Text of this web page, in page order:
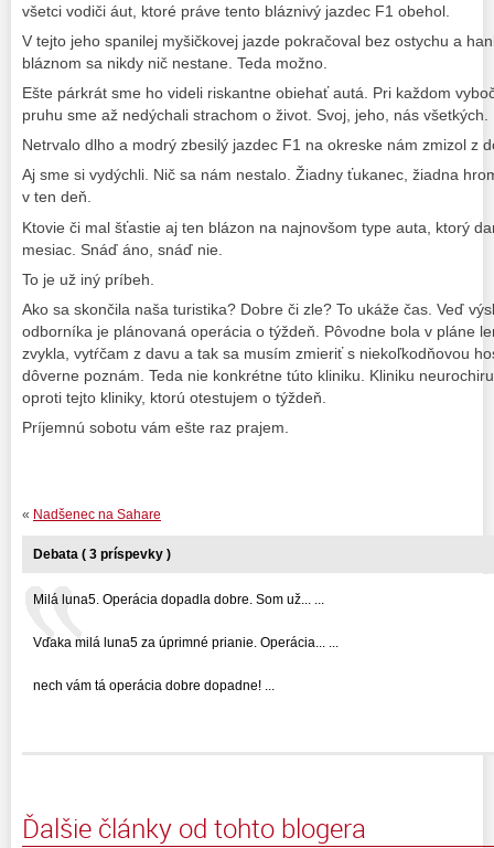
všetci vodiči áut, ktoré práve tento bláznivý jazdec F1 obehol.
V tejto jeho spanilej myšičkovej jazde pokračoval bez ostychu a
bláznom sa nikdy nič nestane. Teda možno.
Ešte párkrát sme ho videli riskantne obiehať autá. Pri každom
pruhu sme až nedýchali strachom o život. Svoj, jeho, nás všetkých.
Netrvalo dlho a modrý zbesilý jazdec F1 na okreske nám zmizol z
Aj sme si vydýchli. Nič sa nám nestalo. Žiadny ťukanec, žiadna
v ten deň.
Ktovie či mal šťastie aj ten blázon na najnovšom type auta, ktorý
mesiac. Snáď áno, snáď nie.
To je už iný príbeh.
Ako sa skončila naša turistika? Dobre či zle? To ukáže čas. Veď
odborníka je plánovaná operácia o týždeň. Pôvodne bola v pláne
zvykla, vytŕčam z davu a tak sa musím zmieriť s niekoľkodňovou
dôverne poznám. Teda nie konkrétne túto kliniku. Kliniku
oproti tejto kliniky, ktorú otestujem o týždeň.
Príjemnú sobotu vám ešte raz prajem.
« Nadšenec na Sahare
Debata ( 3 príspevky )
Milá luna5. Operácia dopadla dobre. Som už... ...
Vďaka milá luna5 za úprimné prianie. Operácia... ...
nech vám tá operácia dobre dopadne! ...
Ďalšie články od tohto blogera